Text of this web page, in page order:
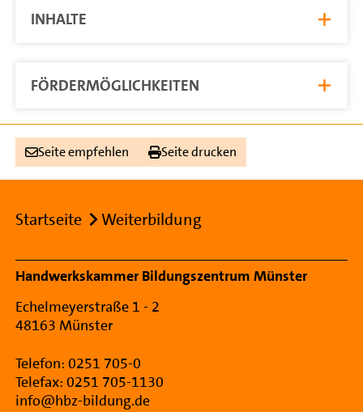
INHALTE
FÖRDERMÖGLICHKEITEN
Seite empfehlen Seite drucken
Breadcrumb
Startseite Weiterbildung
Footer Navigation
Handwerkskammer Bildungszentrum Münster
Echelmeyerstraße 1 - 2
48163 Münster
Telefon: 0251 705-0
Telefax: 0251 705-1130
info@hbz-bildung.de